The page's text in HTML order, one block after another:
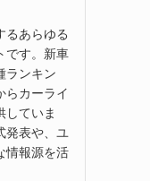
るあらゆる
です。新車
ランキン
らカーライ
していま
発表や、ユ
情報源を活